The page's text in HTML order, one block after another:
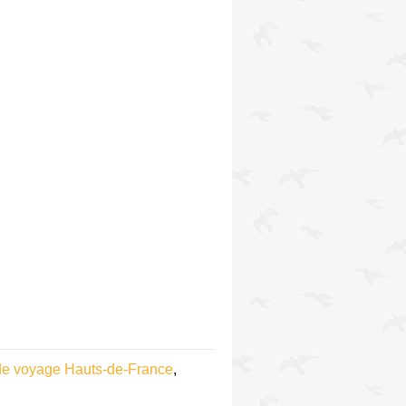
voyage Hauts-de-France,